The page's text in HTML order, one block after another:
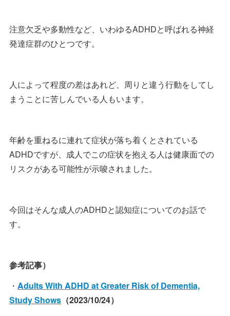
注意欠乏や多動性など、いわゆるADHDと呼ばれる神経
発達症群のひとつです。
人によって程度の差はあれど、周りと違う行動をしてし
まうことに苦しんでいる人もいます。
年齢を重ねるに連れて症状が落ち着くとされている
ADHDですが、成人でこの症状を抱える人は健康面での
リスクがある可能性が示唆されました。
今回はそんな成人のADHDと認知症についてのお話で
す。
参考記事）
・ Adults With ADHD at Greater Risk of Dementia,
Study Shows （2023/10/24）